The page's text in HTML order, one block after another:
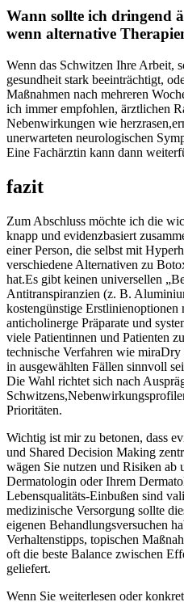
Wann sollte‍ ich dringend
wenn ‍alternative
Wenn das Schwitzen Ihre ⁢Arbeit,
gesundheit⁤ stark beeinträchtigt,
Maßnahmen nach mehreren
⁤ich immer​ empfohlen, ärztlichen
Nebenwirkungen wie
unerwarteten neurologischen
Eine Fachärztin kann dann
fazit
Zum Abschluss möchte ich die
knapp und‌ evidenzbasiert⁣
einer Person, die selbst mit
verschiedene Alternativen‍ zu
hat.Es gibt​ keinen ⁢universellen
Antitranspiranzien (z. B.
kostengünstige
anticholinerge ‌Präparate und​
viele Patientinnen und ⁤Patienten
technische Verfahren wie
in ausgewählten ‍Fällen sinnvoll‍
Die Wahl richtet sich nach
Prioritäten.
Wichtig ist mir zu ‌betonen, dass
‌und​ Shared Decision Making
wägen Sie nutzen‌ und Risiken ab
Dermatologin oder Ihrem
Lebensqualitäts‑Einbußen sind
medizinische Versorgung sollte
eigenen Behandlungsversuchen
Verhaltenstipps, topischen
oft⁢ die beste Balance zwischen
geliefert.
Wenn⁤ Sie ‌weiterlesen oder